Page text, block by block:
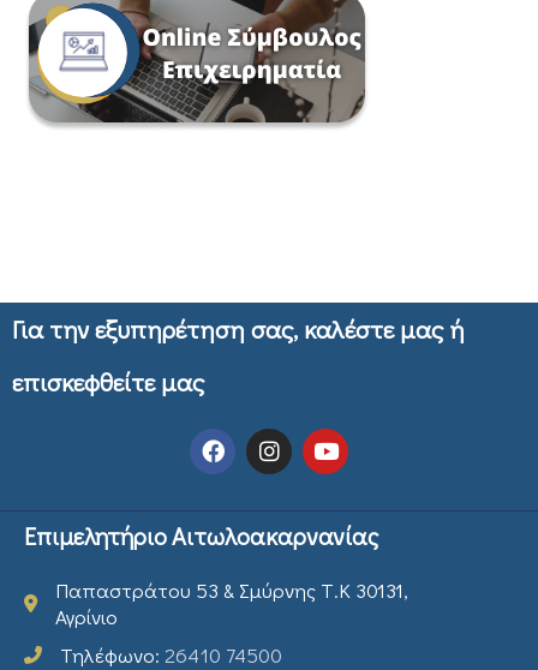
Για την εξυπηρέτηση σας, καλέστε μας ή
επισκεφθείτε μας
Επιμελητήριο Αιτωλοακαρνανίας
Παπαστράτου 53 & Σμύρνης Τ.Κ 30131,
Αγρίνιο
Τηλέφωνο: 26410 74500